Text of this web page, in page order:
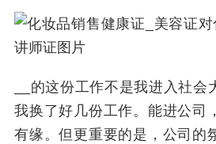
__的这份工作不是我进入社会
我换了好几份工作。能进公司
有缘。但更重要的是，公司的